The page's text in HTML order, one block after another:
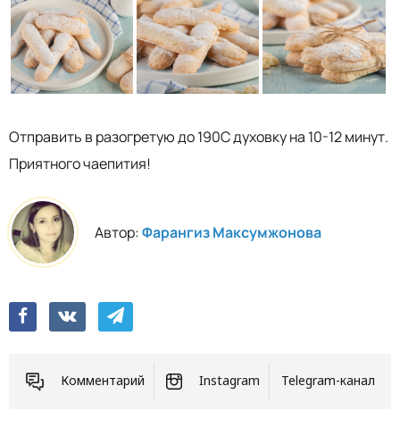
Отправить в разогретую до 190С духовку на 10-12 минут.
Приятного чаепития!
Автор:Фарангиз Максумжонова
Комментарий Instagram Telegram-канал